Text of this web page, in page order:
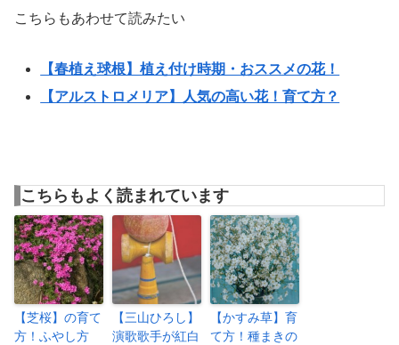
こちらもあわせて読みたい
【春植え球根】植え付け時期・おススメの花！
【アルストロメリア】人気の高い花！育て方？
こちらもよく読まれています
【芝桜】の育て
方！ふやし方
【三山ひろし】
演歌歌手が紅白
【かすみ草】育
て方！種まきの